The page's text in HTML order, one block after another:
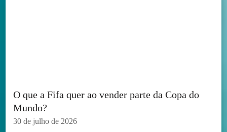
O que a Fifa quer ao vender parte da Copa do
Mundo?
30 de julho de 2026